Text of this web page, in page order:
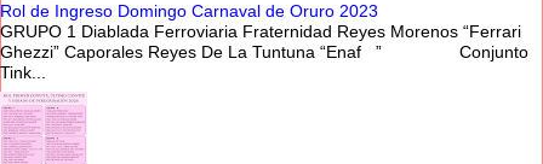
Rol de Ingreso Domingo Carnaval de Oruro 2023
GRUPO 1 Diablada Ferroviaria Fraternidad Reyes Morenos “Ferrari
Ghezzi” Caporales Reyes De La Tuntuna “Enaf ” Conjunto
Tink...